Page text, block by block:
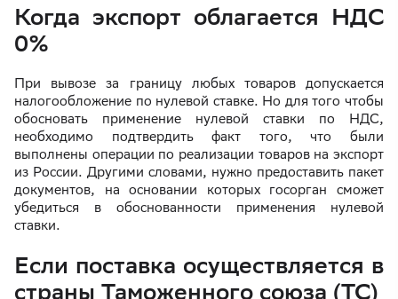
Когда экспорт облагается НДС
0%
При вывозе за границу любых товаров допускается
налогообложение по нулевой ставке. Но для того чтобы
обосновать применение нулевой ставки по НДС,
необходимо подтвердить факт того, что были
выполнены операции по реализации товаров на экспорт
из России. Другими словами, нужно предоставить пакет
документов, на основании которых госорган сможет
убедиться в обоснованности применения нулевой
ставки.
Если поставка осуществляется в
страны Таможенного союза (ТС)